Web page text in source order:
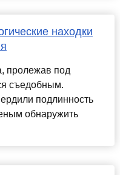
находки
пролежав под
съедобным.
подлинность
обнаружить